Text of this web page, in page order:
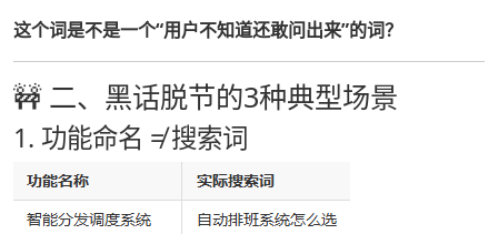
这个词是不是一个“用户不知道还敢问出来”的词？
🚧 二、黑话脱节的3种典型场景
1. 功能命名 ≠ 搜索词